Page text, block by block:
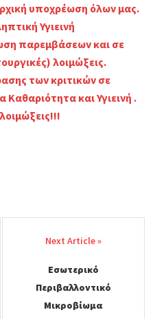
υποχρέωση όλων μας.
Υγιεινή
παρεμβάσεων και σε
λοιμώξεις.
των κριτικών σε
Καθαριότητα και Υγιεινή .
Εσωτερικό
Περιβαλλοντικό
Μικροβίωμα